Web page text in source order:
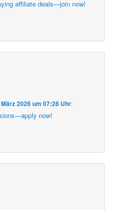
affiliate deals—join now!
März 2026 um 07:28 Uhr:
now!